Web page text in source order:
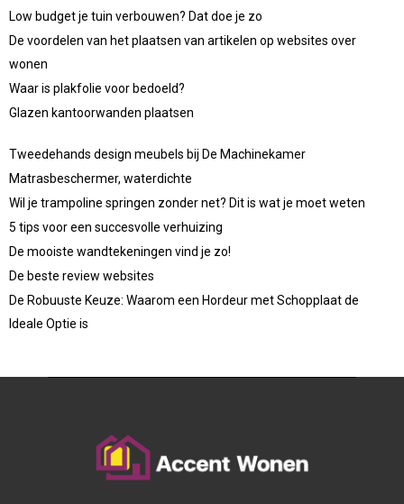
Low budget je tuin verbouwen? Dat doe je zo
De voordelen van het plaatsen van artikelen op websites over
wonen
Waar is plakfolie voor bedoeld?
Glazen kantoorwanden plaatsen
Tweedehands design meubels bij De Machinekamer
Matrasbeschermer, waterdichte
Wil je trampoline springen zonder net? Dit is wat je moet weten
5 tips voor een succesvolle verhuizing
De mooiste wandtekeningen vind je zo!
De beste review websites
De Robuuste Keuze: Waarom een Hordeur met Schopplaat de
Ideale Optie is